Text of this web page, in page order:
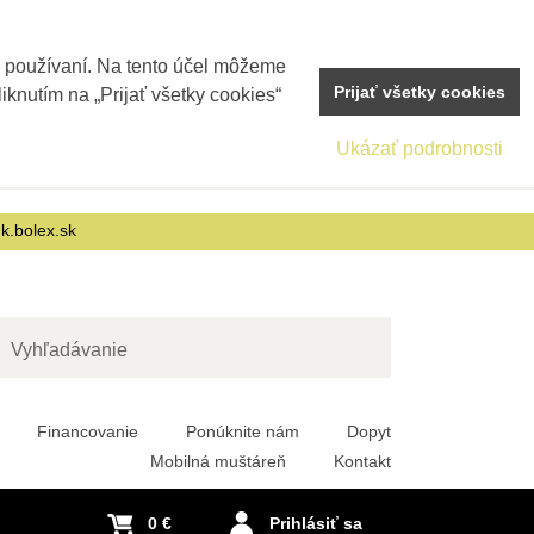
Financovanie Ponúknite nám
Dopyt
Mobilná muštáreň
Kontakt
Prihlásiť sa
0 €
Na tento účel môžeme
na „Prijať všetky cookies“
Ukázať podrobnosti
Prijať všetky cookies